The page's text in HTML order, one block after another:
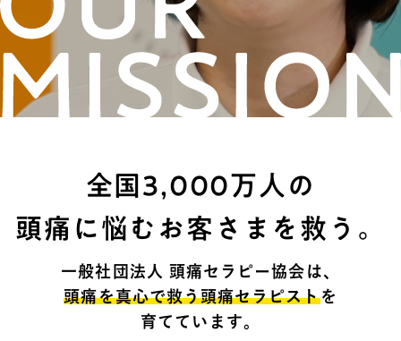
全国3,000万人の
頭痛に悩むお客さまを救う。
一般社団法人 頭痛セラピー協会は、
頭痛を真心で救う頭痛セラピストを
育てています。